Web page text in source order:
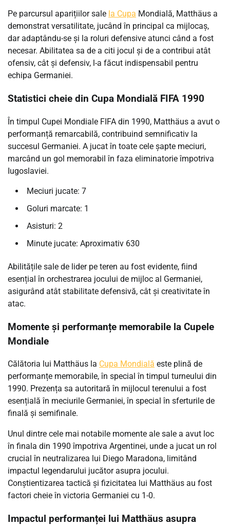
Pe parcursul aparițiilor sale la Cupa Mondială, Matthäus a
demonstrat versatilitate, jucând în principal ca mijlocaș,
dar adaptându-se și la roluri defensive atunci când a fost
necesar. Abilitatea sa de a citi jocul și de a contribui atât
ofensiv, cât și defensiv, l-a făcut indispensabil pentru
echipa Germaniei.
Statistici cheie din Cupa Mondială FIFA 1990
În timpul Cupei Mondiale FIFA din 1990, Matthäus a avut o
performanță remarcabilă, contribuind semnificativ la
succesul Germaniei. A jucat în toate cele șapte meciuri,
marcând un gol memorabil în faza eliminatorie împotriva
Iugoslaviei.
Meciuri jucate: 7
Goluri marcate: 1
Asisturi: 2
Minute jucate: Aproximativ 630
Abilitățile sale de lider pe teren au fost evidente, fiind
esențial în orchestrarea jocului de mijloc al Germaniei,
asigurând atât stabilitate defensivă, cât și creativitate în
atac.
Momente și performanțe memorabile la Cupele
Mondiale
Călătoria lui Matthäus la Cupa Mondială este plină de
performanțe memorabile, în special în timpul turneului din
1990. Prezența sa autoritară în mijlocul terenului a fost
esențială în meciurile Germaniei, în special în sferturile de
finală și semifinale.
Unul dintre cele mai notabile momente ale sale a avut loc
în finala din 1990 împotriva Argentinei, unde a jucat un rol
crucial în neutralizarea lui Diego Maradona, limitând
impactul legendarului jucător asupra jocului.
Conștientizarea tactică și fizicitatea lui Matthäus au fost
factori cheie în victoria Germaniei cu 1-0.
Impactul performanței lui Matthäus asupra